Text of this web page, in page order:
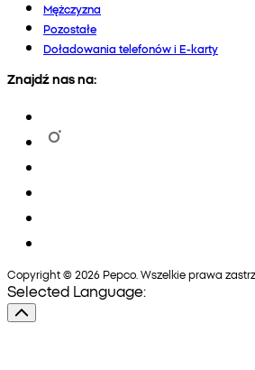
Mężczyzna
Pozostałe
Doładowania telefonów i E-karty
Znajdź nas na:
Copyright © 2026 Pepco. Wszelkie prawa
Selected Language: